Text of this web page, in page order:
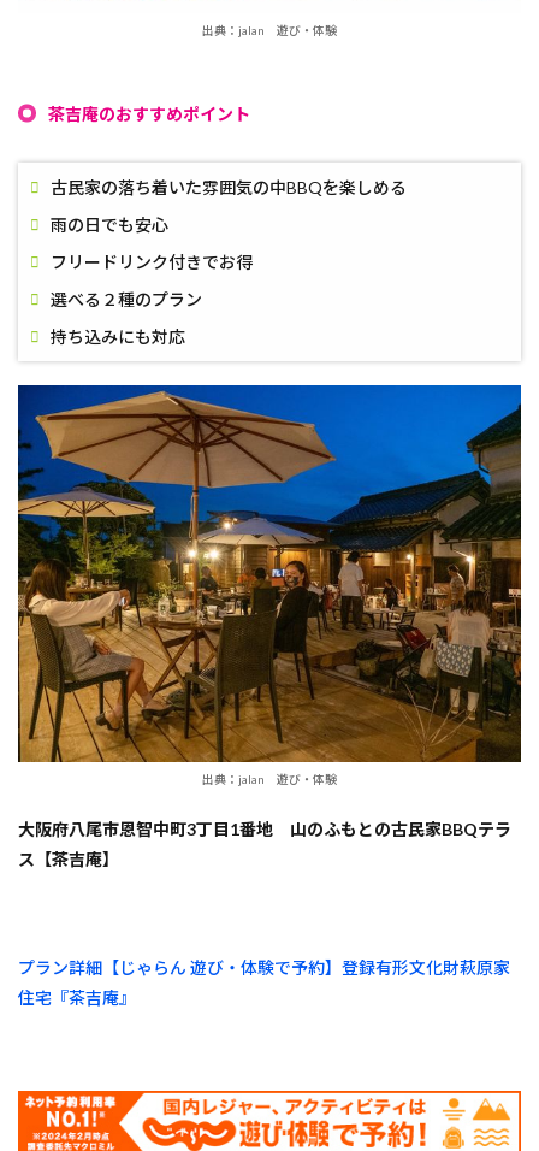
出典：jalan 遊び・体験
茶吉庵のおすすめポイント
古民家の落ち着いた雰囲気の中BBQを楽しめる
雨の日でも安心
フリードリンク付きでお得
選べる２種のプラン
持ち込みにも対応
出典：jalan 遊び・体験
大阪府八尾市恩智中町3丁目1番地 山のふもとの古民家BBQテラ
ス【茶吉庵】
プラン詳細【じゃらん 遊び・体験で予約】登録有形文化財萩原家
住宅『茶吉庵』